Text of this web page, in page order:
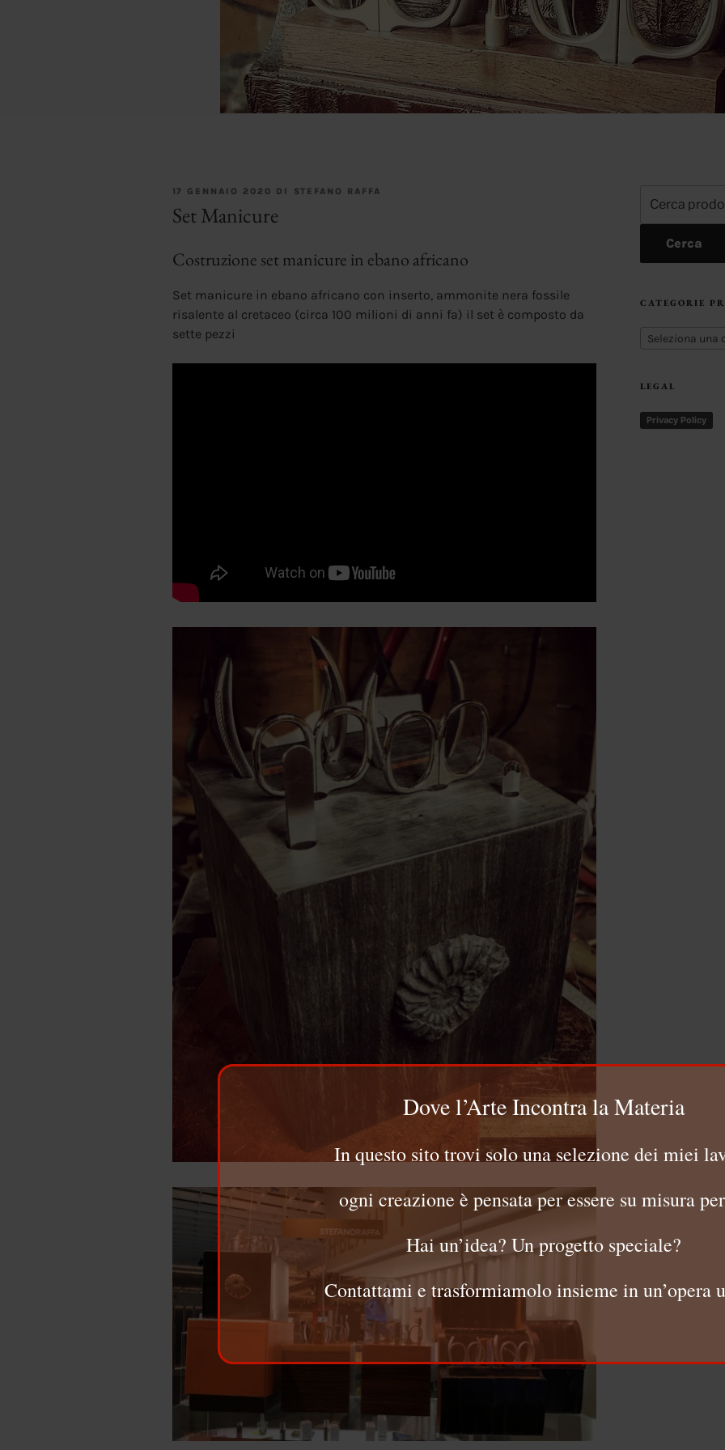
PUBBLICATO
17 GENNAIO 2020 DI STEFANO RAFFA
Set Manicure
Costruzione set manicure in ebano africano
Set manicure in ebano africano con inserto, ammonite nera fossile
risalente al cretaceo (circa 100 milioni di anni fa) il set è composto da
sette pezzi
Cerca
CATEGORIE
Seleziona una
LEGAL
Privacy Policy
Dove l’Arte Incontra la Materia
In questo sito trovi solo una selezione dei miei
ogni creazione è pensata per essere su misura
Hai un’idea? Un progetto speciale?
Contattami e trasformiamolo insieme in un’opera